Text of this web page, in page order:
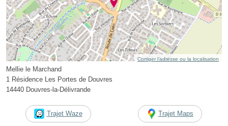
Corriger l’adresse ou la localisation
Mellie le Marchand
1 Résidence Les Portes de Douvres
14440 Douvres-la-Délivrande
Trajet Waze Trajet Maps